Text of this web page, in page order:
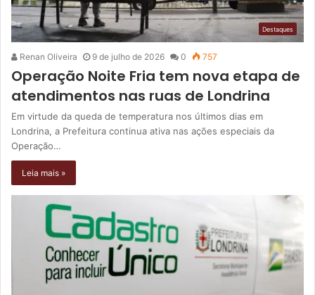
Destaques
Renan Oliveira 9 de julho de 2026 0 757
Operação Noite Fria tem nova etapa de
atendimentos nas ruas de Londrina
Em virtude da queda de temperatura nos últimos dias em
Londrina, a Prefeitura continua ativa nas ações especiais da
Operação…
Leia mais »